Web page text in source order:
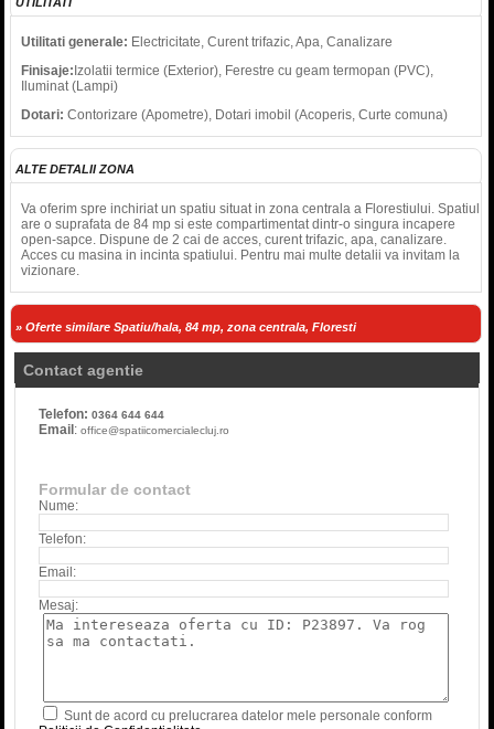
Utilitati generale: Electricitate, Curent trifazic, Apa, Canalizare
Finisaje: Izolatii termice (Exterior), Ferestre cu geam termopan (PVC),
Iluminat (Lampi)
Dotari: Contorizare (Apometre), Dotari imobil (Acoperis, Curte comuna)
ALTE DETALII ZONA
Va oferim spre inchiriat un spatiu situat in zona centrala a Florestiului. Spatiul
are o suprafata de 84 mp si este compartimentat dintr-o singura incapere
open-sapce. Dispune de 2 cai de acces, curent trifazic, apa, canalizare.
Acces cu masina in incinta spatiului. Pentru mai multe detalii va invitam la
vizionare.
» Oferte similare Spatiu/hala, 84 mp, zona centrala, Floresti
Contact agentie
Telefon:0364 644 644
Email :office@spatiicomercialecluj.ro
Formular de contact
Nume:
Telefon:
Email:
Mesaj:
Sunt de acord cu prelucrarea datelor mele personale conform